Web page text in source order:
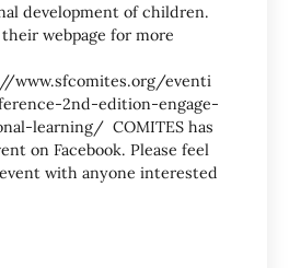
development of children.
webpage for more
www.sfcomites.org/eventi
2nd-edition-engage-
learning/ COMITES has
on Facebook. Please feel
with anyone interested